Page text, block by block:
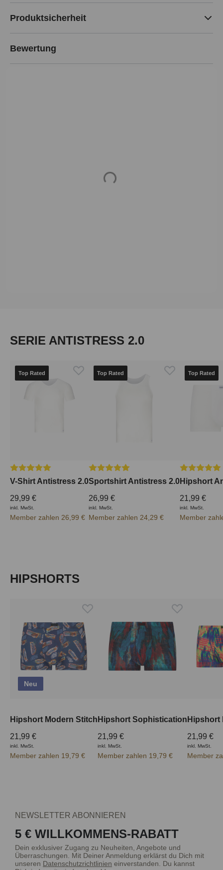
Produktsicherheit
Bewertung
Loading...
Produktgalerie überspringen
SERIE ANTISTRESS 2.0
Top Rated
Durchschnittliche Bewertung von 5 von 5 Sternen
V-Shirt Antistress 2.0
29,99 €
inkl. MwSt.
Member zahlen 26,99 €
Top Rated
Durchschnittliche Bewertung von 5
Sportshirt Antistress 2.0
26,99 €
inkl. MwSt.
Member zahlen 24,29 €
Top Rated
Hipshort
21,99 €
inkl. MwSt.
Member
Produktgalerie überspringen
HIPSHORTS
Neu
Hipshort Modern Stitch
21,99 €
inkl. MwSt.
Member zahlen 19,79 €
Hipshort Sophistication
21,99 €
inkl. MwSt.
Member zahlen 19,79 €
Hipshort
21,99 €
inkl. MwSt.
Member
NEWSLETTER ABONNIEREN
5 € WILLKOMMENS-RABATT
Dein exklusiver Zugang zu Neuheiten, Angebote und
Überraschungen. Mit Deiner Anmeldung erklärst du Dich mit
unseren Datenschutzrichtlinien einverstanden. Du kannst